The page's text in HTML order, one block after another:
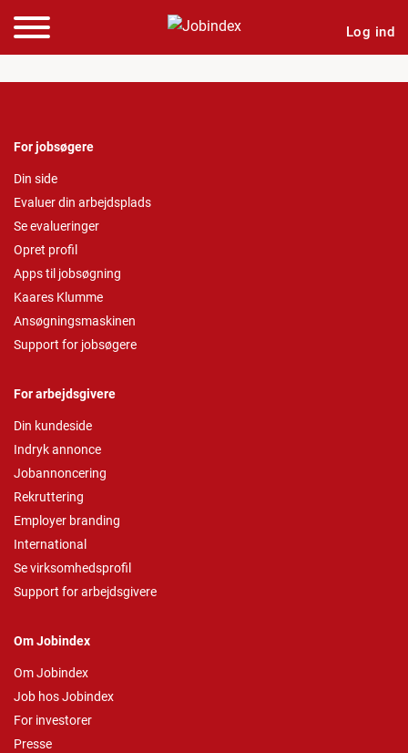
Log ind
For jobsøgere
Din side
Evaluer din arbejdsplads
Se evalueringer
Opret profil
Apps til jobsøgning
Kaares Klumme
Ansøgningsmaskinen
Support for jobsøgere
For arbejdsgivere
Din kundeside
Indryk annonce
Jobannoncering
Rekruttering
Employer branding
International
Se virksomhedsprofil
Support for arbejdsgivere
Om Jobindex
Om Jobindex
Job hos Jobindex
For investorer
Presse